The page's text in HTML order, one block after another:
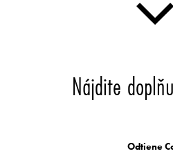
Nájdite
Odtiene